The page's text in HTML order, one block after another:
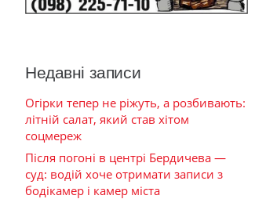
Недавні записи
Огірки тепер не ріжуть, а розбивають:
літній салат, який став хітом
соцмереж
Після погоні в центрі Бердичева —
суд: водій хоче отримати записи з
бодікамер і камер міста